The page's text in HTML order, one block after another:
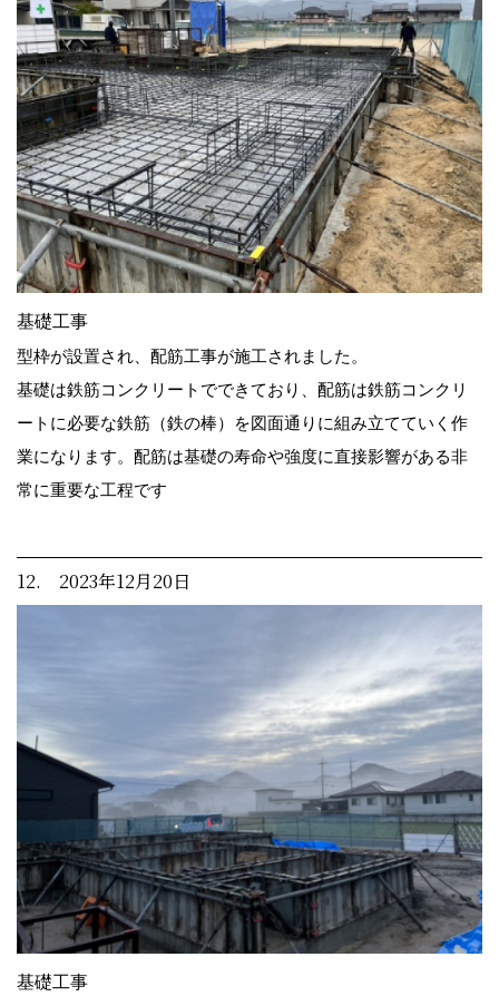
基礎工事
型枠が設置され、配筋工事が施工されました。
基礎は鉄筋コンクリートでできており、配筋は鉄筋コンクリ
ートに必要な鉄筋（鉄の棒）を図面通りに組み立てていく作
業になります。配筋は基礎の寿命や強度に直接影響がある非
常に重要な工程です
12. 2023年12月20日
基礎工事